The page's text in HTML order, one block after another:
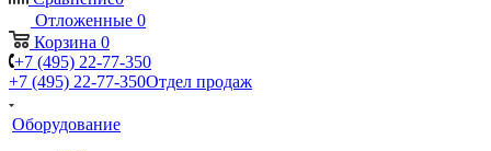
Отложенные 0
Корзина 0
+7 (495) 22-77-350
+7 (495) 22-77-350Отдел продаж
Оборудование